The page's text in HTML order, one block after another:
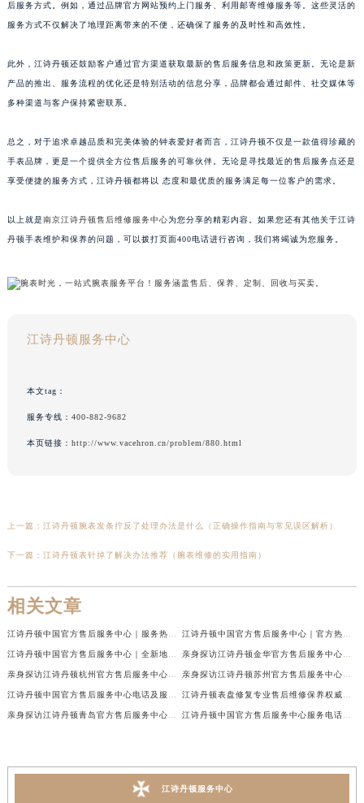
后服务方式。例如，通过品牌官方网站预约上门服务、利用邮寄维修服务等。这些灵活的
服务方式不仅解决了地理距离带来的不便，还确保了服务的及时性和高效性。
此外，江诗丹顿还鼓励客户通过官方渠道获取最新的售后服务信息和政策更新。无论是新
产品的推出、服务流程的优化还是特别活动的信息分享，品牌都会通过邮件、社交媒体等
多种渠道与客户保持紧密联系。
总之，对于追求卓越品质和完美体验的钟表爱好者而言，江诗丹顿不仅是一款值得珍藏的
手表品牌，更是一个提供全方位售后服务的可靠伙伴。无论是寻找最近的售后服务点还是
享受便捷的服务方式，江诗丹顿都将以 态度和最优质的服务满足每一位客户的需求。
以上就是南京江诗丹顿售后维修服务中心为您分享的精彩内容。如果您还有其他关于江诗
丹顿手表维护和保养的问题，可以拨打页面400电话进行咨询，我们将竭诚为您服务。
江诗丹顿服务中心
本文tag：
服务专线： 400-882-9682
本页链接： http://www.vacehron.cn/problem/880.html
上一篇： 江诗丹顿腕表发条拧反了处理办法是什么（正确操作指南与常见误区解析）
下一篇： 江诗丹顿表针掉了解决办法推荐（腕表维修的实用指南）
相关文章
江诗丹顿中国官方售后服务中心｜服务热线及全部维修地址权威信息通告（2026年7月最新） 江诗丹顿中国官方售后服务中心｜官方热线与门店地址权威信息声明（2026年7月最新）
江诗丹顿中国官方售后服务中心｜全新地址及售后电话权威信息通告（2026年7月最新） 亲身探访江诗丹顿金华官方售后服务中心｜全新地址电话（2026年7月最新）
亲身探访江诗丹顿杭州官方售后服务中心｜全部网点地址电话（2026年7月最新） 亲身探访江诗丹顿苏州官方售后服务中心｜完整地址与联系电话（2026年7月最新）
江诗丹顿中国官方售后服务中心电话及服务网点地址实地考察报告_多信源验证（2026年7月最新） 江诗丹顿表盘修复专业售后维修保养权威公示（2026年7月最新）
亲身探访江诗丹顿青岛官方售后服务中心｜全新服务热线及门店地址（2026年7月最新） 江诗丹顿中国官方售后服务中心服务电话及详细地址实地考察报告_多信源验证（2026年7月最新）
江诗丹顿服务中心